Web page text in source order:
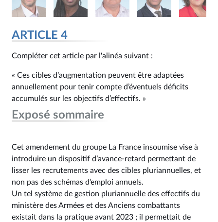
ARTICLE 4
Compléter cet article par l'alinéa suivant :
« Ces cibles d’augmentation peuvent être adaptées
annuellement pour tenir compte d’éventuels déficits
accumulés sur les objectifs d’effectifs. »
Exposé sommaire
Cet amendement du groupe La France insoumise vise à
introduire un dispositif d’avance-retard permettant de
lisser les recrutements avec des cibles pluriannuelles, et
non pas des schémas d’emploi annuels.
Un tel système de gestion pluriannuelle des effectifs du
ministère des Armées et des Anciens combattants
existait dans la pratique avant 2023 ; il permettait de